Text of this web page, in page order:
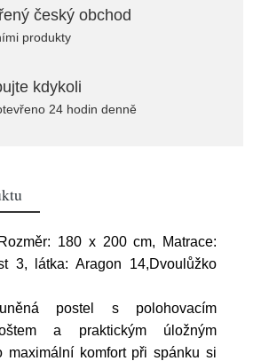
český obchod
produkty
kdykoli
24 hodin denně
180 x 200 cm, Matrace:
3, látka: Aragon 14,Dvoulůžko
postel s polohovacím
a praktickým úložným
maximální komfort při spánku si